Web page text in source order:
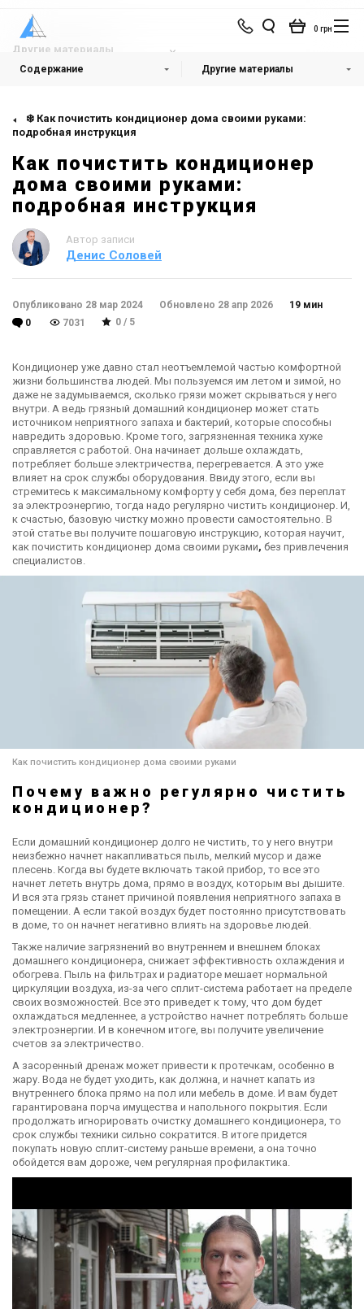
0 грн
Другие материалы
Содержание Другие материалы
❄️ Как почистить кондиционер дома своими руками:
подробная инструкция
Как почистить кондиционер
дома своими руками:
подробная инструкция
Автор записи
Денис Соловей
Опубликовано 28 мар 2024 Обновлено 28 апр 2026
19 мин
0
7031 0 / 5
Кондиционер уже давно стал неотъемлемой частью комфортной
жизни большинства людей. Мы пользуемся им летом и зимой, но
даже не задумываемся, сколько грязи может скрываться у него
внутри. А ведь грязный домашний кондиционер может стать
источником неприятного запаха и бактерий, которые способны
навредить здоровью. Кроме того, загрязненная техника хуже
справляется с работой. Она начинает дольше охлаждать,
потребляет больше электричества, перегревается. А это уже
влияет на срок службы оборудования. Ввиду этого, если вы
стремитесь к максимальному комфорту у себя дома, без переплат
за электроэнергию, тогда надо регулярно чистить кондиционер. И,
к счастью, базовую чистку можно провести самостоятельно. В
этой статье вы получите пошаговую инструкцию, которая научит,
как почистить кондиционер дома своими руками, без привлечения
специалистов.
Как почистить кондиционер дома своими руками
Почему важно регулярно чистить
кондиционер?
Если домашний кондиционер долго не чистить, то у него внутри
неизбежно начнет накапливаться пыль, мелкий мусор и даже
плесень. Когда вы будете включать такой прибор, то все это
начнет лететь внутрь дома, прямо в воздух, которым вы дышите.
И вся эта грязь станет причиной появления неприятного запаха в
помещении. А если такой воздух будет постоянно присутствовать
в доме, то он начнет негативно влиять на здоровье людей.
Также наличие загрязнений во внутреннем и внешнем блоках
домашнего кондиционера, снижает эффективность охлаждения и
обогрева. Пыль на фильтрах и радиаторе мешает нормальной
циркуляции воздуха, из-за чего сплит-система работает на пределе
своих возможностей. Все это приведет к тому, что дом будет
охлаждаться медленнее, а устройство начнет потреблять больше
электроэнергии. И в конечном итоге, вы получите увеличение
счетов за электричество.
А засоренный дренаж может привести к протечкам, особенно в
жару. Вода не будет уходить, как должна, и начнет капать из
внутреннего блока прямо на пол или мебель в доме. И вам будет
гарантирована порча имущества и напольного покрытия. Если
продолжать игнорировать очистку домашнего кондиционера, то
срок службы техники сильно сократится. В итоге придется
покупать новую сплит-систему раньше времени, а она точно
обойдется вам дороже, чем регулярная профилактика.